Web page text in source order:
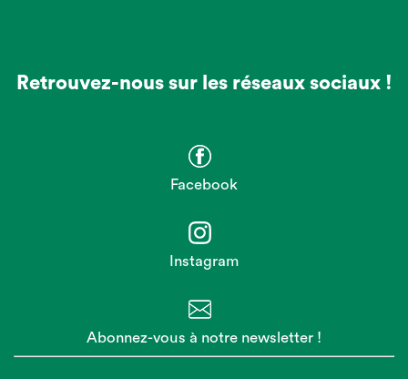
Retrouvez-nous sur les réseaux sociaux !
Facebook
Instagram
Abonnez-vous à notre newsletter !